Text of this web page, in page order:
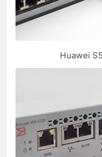
Huawei